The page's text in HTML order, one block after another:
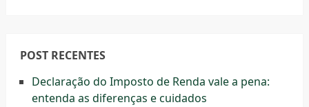
POST RECENTES
Declaração do Imposto de Renda vale a pena:
entenda as diferenças e cuidados